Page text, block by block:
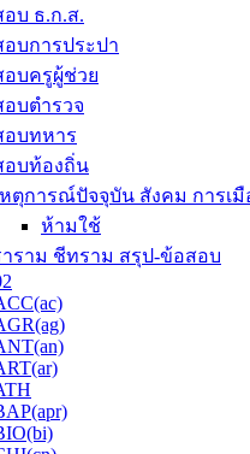
อบ ธ.ก.ส.
อบการประปา
อบครูผู้ช่วย
อบตำรวจ
อบทหาร
อบท้องถิ่น
หตุการณ์ปัจจุบัน สังคม การเมื
ห้ามใช้
าราม ชีทราม สรุป-ข้อสอบ